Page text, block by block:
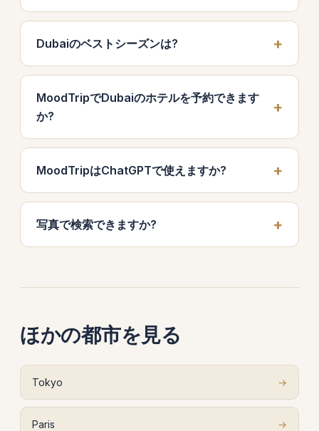
Dubaiのベストシーズンは?
MoodTripでDubaiのホテルを予約できます
か?
MoodTripはChatGPTで使えますか?
写真で検索できますか?
ほかの都市を見る
Tokyo →
Paris →